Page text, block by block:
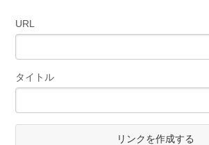
URL
タイトル
リンクを作成する